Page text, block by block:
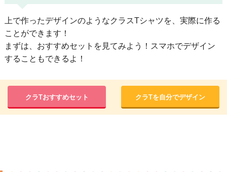
上で作ったデザインのようなクラスTシャツを、実際に作る
ことができます！
まずは、おすすめセットを見てみよう！スマホでデザイン
することもできるよ！
クラTおすすめセット クラTを自分でデザイン